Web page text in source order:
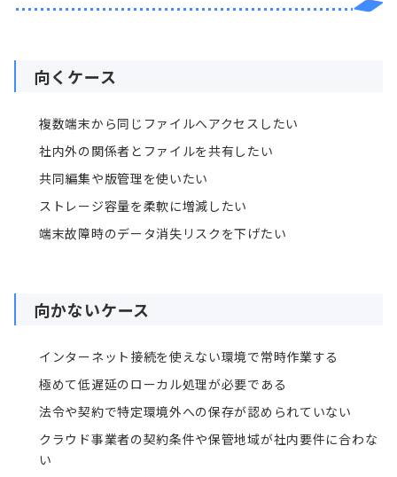
向くケース
複数端末から同じファイルへアクセスしたい
社内外の関係者とファイルを共有したい
共同編集や版管理を使いたい
ストレージ容量を柔軟に増減したい
端末故障時のデータ消失リスクを下げたい
向かないケース
インターネット接続を使えない環境で常時作業する
極めて低遅延のローカル処理が必要である
法令や契約で特定環境外への保存が認められていない
クラウド事業者の契約条件や保管地域が社内要件に合わな
い